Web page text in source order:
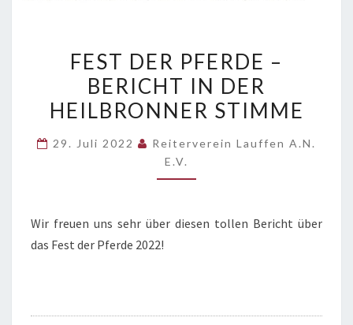
DER
PFERDE
–
IN
DER
FEST DER PFERDE –
BERICHT IN DER
HEILBRONNER STIMME
29. Juli 2022
Reiterverein Lauffen A.N.
E.V.
Wir freuen uns sehr über diesen tollen Bericht über
das Fest der Pferde 2022!